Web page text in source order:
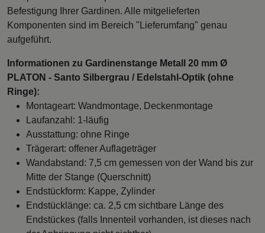
Befestigung Ihrer Gardinen. Alle mitgelieferten
Komponenten sind im Bereich "Lieferumfang" genau
aufgeführt.
Informationen zu Gardinenstange Metall 20 mm Ø
PLATON - Santo Silbergrau / Edelstahl-Optik (ohne
Ringe):
Montageart: Wandmontage, Deckenmontage
Laufanzahl: 1-läufig
Ausstattung: ohne Ringe
Trägerart: offener Auflageträger
Wandabstand: 7,5 cm gemessen von der Wand bis zur
Mitte der Stange (Querschnitt)
Endstückform: Kappe, Zylinder
Endstücklänge: ca. 2,5 cm sichtbare Länge des
Endstückes (falls Innenteil vorhanden, ist dieses nach